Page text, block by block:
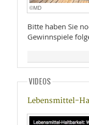
©MD
Bitte haben Sie
Gewinnspiele
VIDEOS
Lebensmittel-